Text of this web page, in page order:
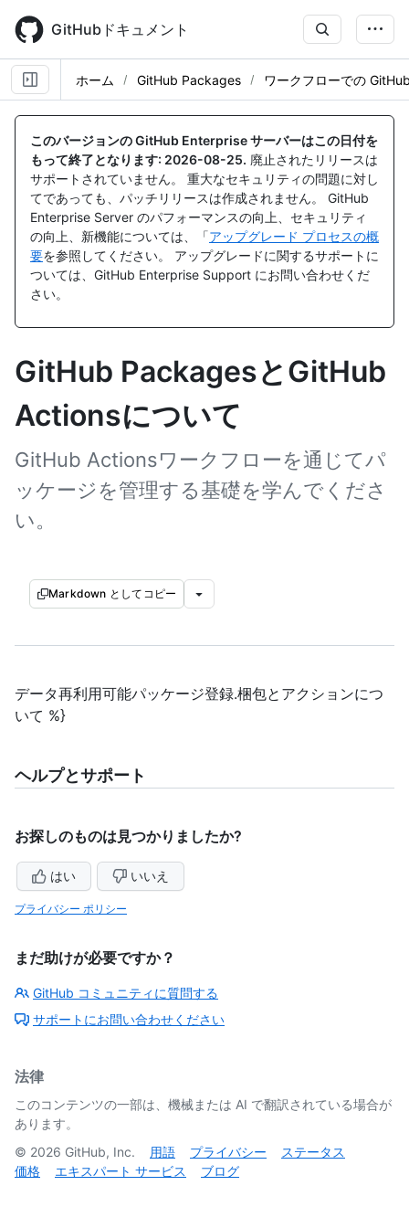
main
content
GitHubドキュメント
ホーム GitHub Packages ワークフローでの
このバージョンの GitHub Enterprise サーバーはこの日付を
もって終了となります: 2026-08-25. 廃止されたリリースは
サポートされていません。 重大なセキュリティの問題に対し
てであっても、パッチリリースは作成されません。 GitHub
Enterprise Server のパフォーマンスの向上、セキュリティ
の向上、新機能については、「アップグレード プロセスの概
要を参照してください。 アップグレードに関するサポートに
ついては、GitHub Enterprise Support にお問い合わせくだ
さい。
GitHub PackagesとGitHub
Actionsについて
GitHub Actionsワークフローを通じてパ
ッケージを管理する基礎を学んでくださ
い。
Markdown としてコピー
データ再利用可能パッケージ登録.梱包とアクションにつ
いて %}
ヘルプとサポート
お探しのものは見つかりましたか?
はい いいえ
プライバシー ポリシー
まだ助けが必要ですか？
GitHub コミュニティに質問する
サポートにお問い合わせください
法律
このコンテンツの一部は、機械または AI で翻訳されている場合が
あります。
© 2026 GitHub, Inc. 用語 プライバシー
ステータス
価格
エキスパート サービス ブログ